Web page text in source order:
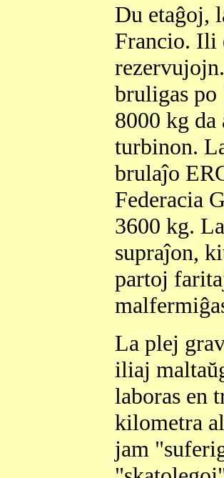
Du etaĝoj,
Francio. Ili
bruligas po
8000 kg
turbinon.
brulaĵo
Federacia
3600 kg.
supraĵon,
partoj
La plej
iliaj
laboras en
kilometra
jam